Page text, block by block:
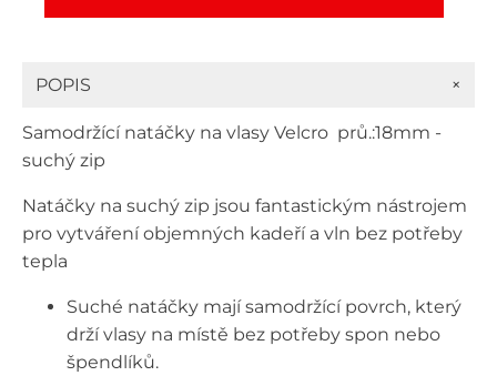
POPIS +
Samodržící natáčky na vlasy Velcro prů.:18mm -
suchý zip
Natáčky na suchý zip jsou fantastickým nástrojem
pro vytváření objemných kadeří a vln bez potřeby
tepla
Suché natáčky mají samodržící povrch, který
drží vlasy na místě bez potřeby spon nebo
špendlíků.